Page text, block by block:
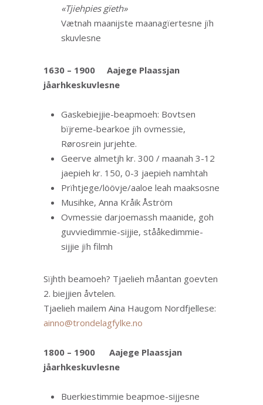
«Tjiehpies gïeth»
Vætnah maanijste maanagïertesne jïh
skuvlesne
1630 – 1900
Aajege Plaassjan
jåarhkeskuvlesne
Gaskebiejjie-beapmoeh: Bovtsen
bïjreme-bearkoe jïh ovmessie,
Rørosrein jurjehte.
Geerve almetjh kr. 300 / maanah 3-12
jaepieh kr. 150, 0-3 jaepieh namhtah
Prïhtjege/löövje/aaloe leah maaksosne
Musihke, Anna Kråik Åström
Ovmessie darjoemassh maanide, goh
guvviedimmie-sijjie, stååkedimmie-
sijjie jïh filmh
Sïjhth beamoeh? Tjaelieh måantan goevten
2. biejjien åvtelen.
Tjaelieh mailem Aina Haugom Nordfjellese:
ainno@trondelagfylke.no
1800 – 1900
Aajege Plaassjan
jåarhkeskuvlesne
Buerkiestimmie beapmoe-sijjesne